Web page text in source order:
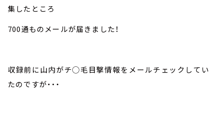
集したところ
700通ものメールが届きました！
収録前に山内がチ◯毛目撃情報をメールチェックしてい
たのですが・・・